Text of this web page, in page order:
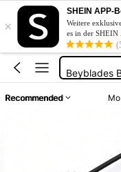
×
SHEIN APP-
Weitere
es in der SHEIN
Beyblade
Blayblade
Beyblades
Recommended